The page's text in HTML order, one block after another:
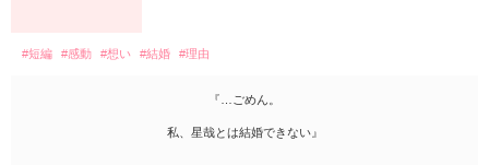
#短編 #感動 #想い #結婚 #理由
『…ごめん。
私、星哉とは結婚できない』